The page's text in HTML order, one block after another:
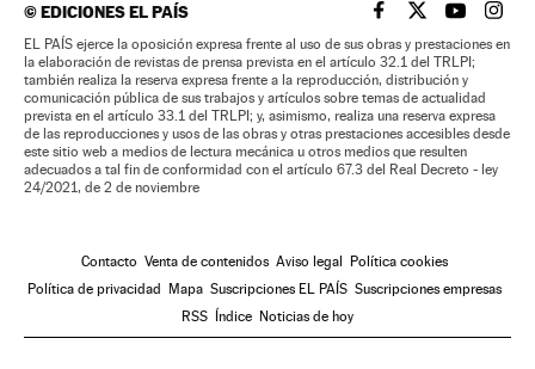
©EDICIONES EL PAÍS EL PAÍS BRASIL EN
EL PAÍSEL PAÍS
EL
EL PAÍS ejerce la oposición expresa frente al uso de sus obras y prestaciones en
la elaboración de revistas de prensa prevista en el artículo 32.1 del TRLPI;
también realiza la reserva expresa frente a la reproducción, distribución y
comunicación pública de sus trabajos y artículos sobre temas de actualidad
prevista en el artículo 33.1 del TRLPI; y, asimismo, realiza una reserva expresa
de las reproducciones y usos de las obras y otras prestaciones accesibles desde
este sitio web a medios de lectura mecánica u otros medios que resulten
adecuados a tal fin de conformidad con el artículo 67.3 del Real Decreto - ley
24/2021, de 2 de noviembre
Contacto Venta de contenidos Aviso legal
Política cookies
Política de privacidad
Mapa Suscripciones EL PAÍS Suscripciones empresas
RSS
Índice Noticias de hoy